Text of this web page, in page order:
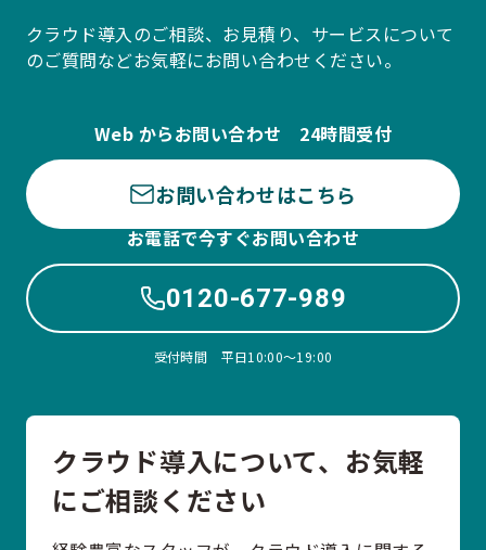
クラウド導入のご相談、お見積り、サービスについて
のご質問などお気軽にお問い合わせください。
Web からお問い合わせ 24時間受付
お問い合わせはこちら
お電話で今すぐお問い合わせ
0120-677-989
受付時間 平日10:00〜19:00
クラウド導入について、お気軽
にご相談ください